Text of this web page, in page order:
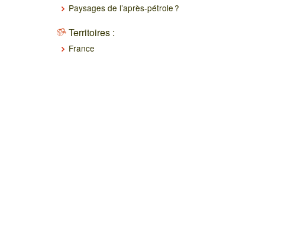
Paysages de l’après-pétrole ?
Territoires :
France